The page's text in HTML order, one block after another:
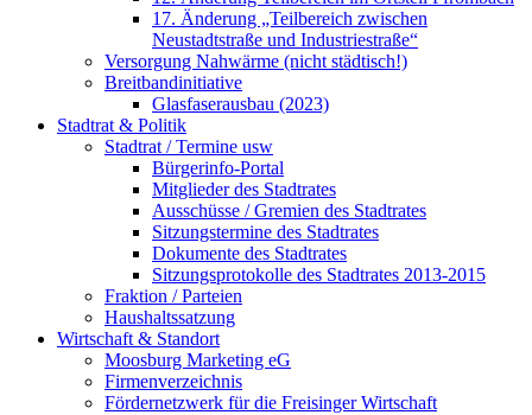
17. Änderung „Teilbereich zwischen
Neustadtstraße und Industriestraße“
Versorgung Nahwärme (nicht städtisch!)
Breitbandinitiative
Glasfaserausbau (2023)
Stadtrat & Politik
Stadtrat / Termine usw
Bürgerinfo-Portal
Mitglieder des Stadtrates
Ausschüsse / Gremien des Stadtrates
Sitzungstermine des Stadtrates
Dokumente des Stadtrates
Sitzungsprotokolle des Stadtrates 2013-2015
Fraktion / Parteien
Haushaltssatzung
Wirtschaft & Standort
Moosburg Marketing eG
Firmenverzeichnis
Fördernetzwerk für die Freisinger Wirtschaft